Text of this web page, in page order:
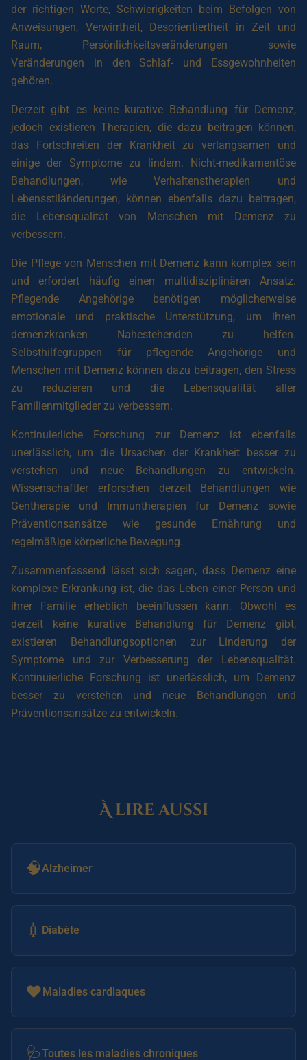
der richtigen Worte, Schwierigkeiten beim Befolgen von
Anweisungen, Verwirrtheit, Desorientiertheit in Zeit und
Raum, Persönlichkeitsveränderungen sowie
Veränderungen in den Schlaf- und Essgewohnheiten
gehören.
Derzeit gibt es keine kurative Behandlung für Demenz,
jedoch existieren Therapien, die dazu beitragen können,
das Fortschreiten der Krankheit zu verlangsamen und
einige der Symptome zu lindern. Nicht-medikamentöse
Behandlungen, wie Verhaltenstherapien und
Lebensstiländerungen, können ebenfalls dazu beitragen,
die Lebensqualität von Menschen mit Demenz zu
verbessern.
Die Pflege von Menschen mit Demenz kann komplex sein
und erfordert häufig einen multidisziplinären Ansatz.
Pflegende Angehörige benötigen möglicherweise
emotionale und praktische Unterstützung, um ihren
demenzkranken Nahestehenden zu helfen.
Selbsthilfegruppen für pflegende Angehörige und
Menschen mit Demenz können dazu beitragen, den Stress
zu reduzieren und die Lebensqualität aller
Familienmitglieder zu verbessern.
Kontinuierliche Forschung zur Demenz ist ebenfalls
unerlässlich, um die Ursachen der Krankheit besser zu
verstehen und neue Behandlungen zu entwickeln.
Wissenschaftler erforschen derzeit Behandlungen wie
Gentherapie und Immuntherapien für Demenz sowie
Präventionsansätze wie gesunde Ernährung und
regelmäßige körperliche Bewegung.
Zusammenfassend lässt sich sagen, dass Demenz eine
komplexe Erkrankung ist, die das Leben einer Person und
ihrer Familie erheblich beeinflussen kann. Obwohl es
derzeit keine kurative Behandlung für Demenz gibt,
existieren Behandlungsoptionen zur Linderung der
Symptome und zur Verbesserung der Lebensqualität.
Kontinuierliche Forschung ist unerlässlich, um Demenz
besser zu verstehen und neue Behandlungen und
Präventionsansätze zu entwickeln.
À lire aussi
🧠Alzheimer
💉 Diabète
❤️Maladies cardiaques
🩺Toutes les maladies chroniques